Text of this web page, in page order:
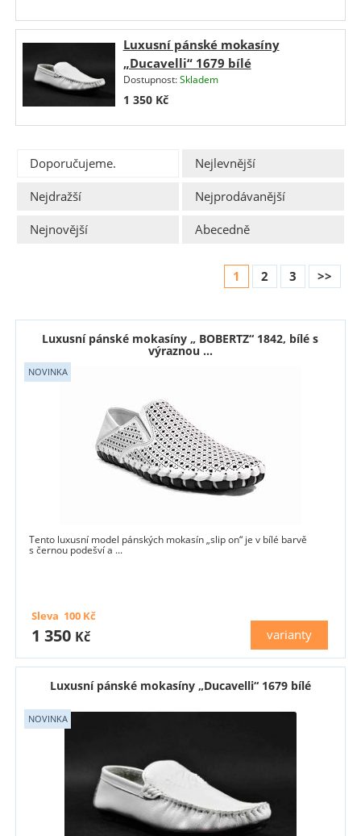
Luxusní pánské mokasíny
„Ducavelli“ 1679 bílé
Dostupnost:Skladem
1 350 Kč
Doporučujeme.
Nejlevnější
Nejdražší
Nejprodávanější
Nejnovější
Abecedně
1 2 3 >>
Luxusní pánské mokasíny „ BOBERTZ“ 1842, bílé s
výraznou ...
Tento luxusní model pánských mokasín „slip on“ je v bílé barvě
s černou podešví a ...
varianty
1 350 Kč
Sleva 100 Kč
Luxusní pánské mokasíny „Ducavelli“ 1679 bílé